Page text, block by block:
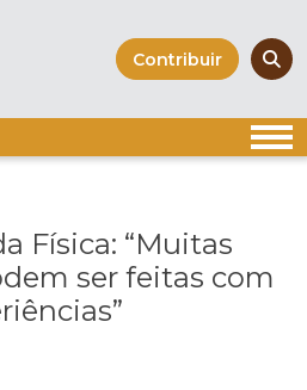
Contribuir
Física: “Muitas
ser feitas com